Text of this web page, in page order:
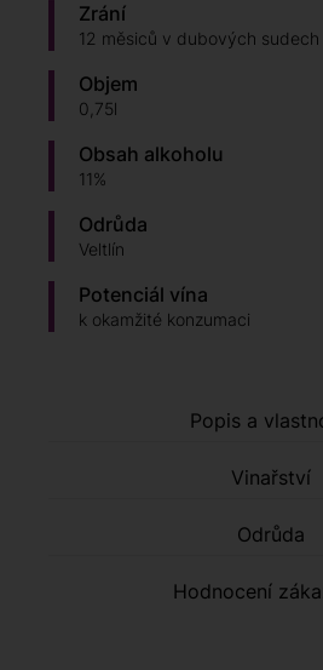
Zrání
12 měsiců v dubových sudech
Objem
0,75l
Obsah alkoholu
11%
Odrůda
Veltlín
Potenciál vína
k okamžité konzumaci
Popis a
Vinařství
Odrůda
Hodnocení